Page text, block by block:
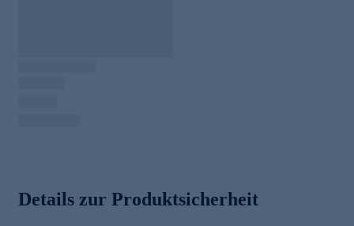
Details zur Produktsicherheit